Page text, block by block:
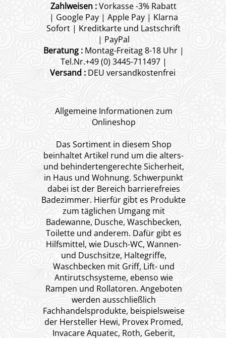
Zahlweisen :Vorkasse -3% Rabatt
| Google Pay | Apple Pay | Klarna
Sofort | Kreditkarte und Lastschrift
| PayPal
Beratung :Montag-Freitag 8-18 Uhr |
Tel.Nr.+49 (0) 3445-711497 |
Versand :DEU versandkostenfrei
Allgemeine Informationen zum
Onlineshop
Das Sortiment in diesem Shop
beinhaltet Artikel rund um die alters-
und behindertengerechte Sicherheit,
in Haus und Wohnung. Schwerpunkt
dabei ist der Bereich barrierefreies
Badezimmer. Hierfür gibt es Produkte
zum täglichen Umgang mit
Badewanne, Dusche, Waschbecken,
Toilette und anderem. Dafür gibt es
Hilfsmittel, wie Dusch-WC, Wannen-
und Duschsitze, Haltegriffe,
Waschbecken mit Griff, Lift- und
Antirutschsysteme, ebenso wie
Rampen und Rollatoren. Angeboten
werden ausschließlich
Fachhandelsprodukte, beispielsweise
der Hersteller Hewi, Provex Promed,
Invacare Aquatec, Roth, Geberit,